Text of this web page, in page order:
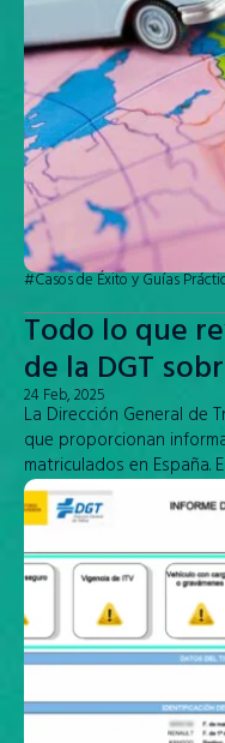
#Casos de Éxito y Guías
Todo lo que
de la DGT
24 Feb, 2025
La Dirección General de
que proporcionan
matriculados en España.